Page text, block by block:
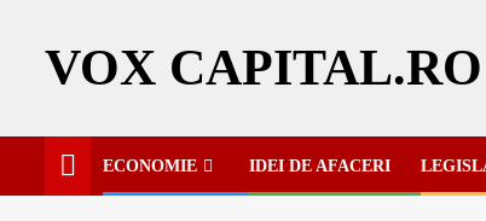
contentVOX CAPITAL.RO
ECONOMIE IDEI DE AFACERI